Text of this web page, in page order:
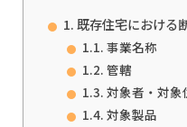
既存住宅における
事業名称
管轄
対象者・対象
対象製品